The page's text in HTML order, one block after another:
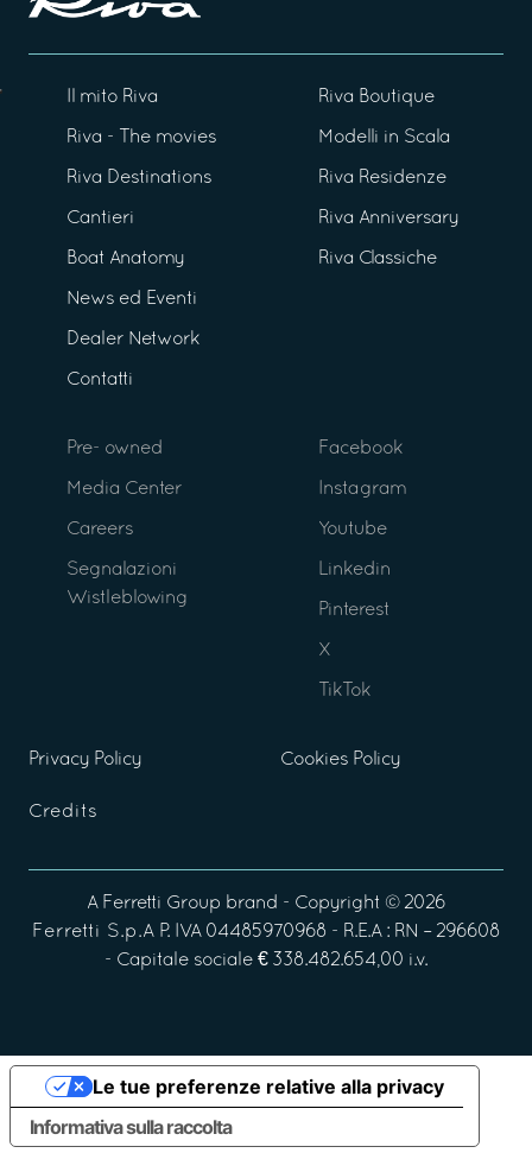
Il mito Riva
Riva - The movies
Riva Destinations
Cantieri
Boat Anatomy
News ed Eventi
Dealer Network
Contatti
Riva Boutique
Modelli in Scala
Riva Residenze
Riva Anniversary
Riva Classiche
Pre- owned
Media Center
Careers
Segnalazioni
Wistleblowing
Facebook
Instagram
Youtube
Linkedin
Pinterest
X
TikTok
Privacy Policy Cookies Policy
Credits
A Ferretti Group brand - Copyright © 2026
Ferretti S.p.A P. IVA 04485970968 - R.E.A : RN – 296608
- Capitale sociale € 338.482.654,00 i.v.
Informativa sulla raccolta
Le tue preferenze relative alla privacy